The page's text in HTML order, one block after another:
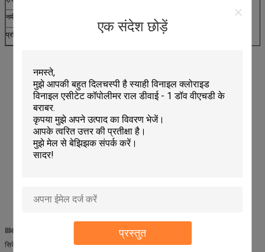
एक संदेश छोड़ें
प्रस्तुत
नमी सामग्री
प्रतिप्रकार डेगलन पी 24
Ⅲअनुप्रयोग:
सिरेमिक के लिए पानी हस्तांतरण मुद्रण स्याही, हीट सील लेक